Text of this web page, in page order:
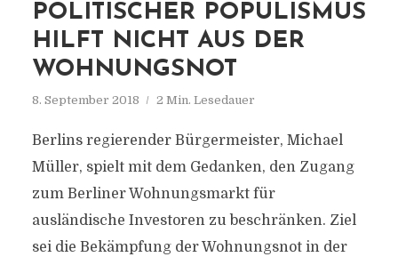
POLITISCHER POPULISMUS
HILFT NICHT AUS DER
WOHNUNGSNOT
8. September 2018 2 Min. Lesedauer
Berlins regierender Bürgermeister, Michael
Müller, spielt mit dem Gedanken, den Zugang
zum Berliner Wohnungsmarkt für
ausländische Investoren zu beschränken. Ziel
sei die Bekämpfung der Wohnungsnot in der